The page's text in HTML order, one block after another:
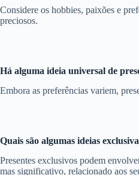
Considere os hobbies, paixões e
preciosos.
Há alguma ideia universal de
Embora as preferências variem,
Quais são algumas ideias
Presentes exclusivos podem
mas significativo, relacionado aos